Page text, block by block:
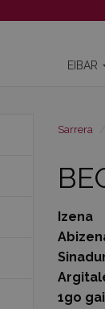
EIBAR
Sarrera
Izena
1go